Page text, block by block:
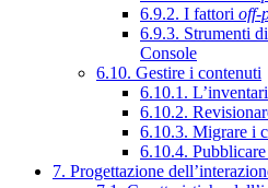
6.9.2. I fattori off-
6.9.3. Strumenti
Console
6.10. Gestire i contenuti
6.10.1.
6.10.2.
6.10.3. Migrare i
6.10.4.
7. Progettazione